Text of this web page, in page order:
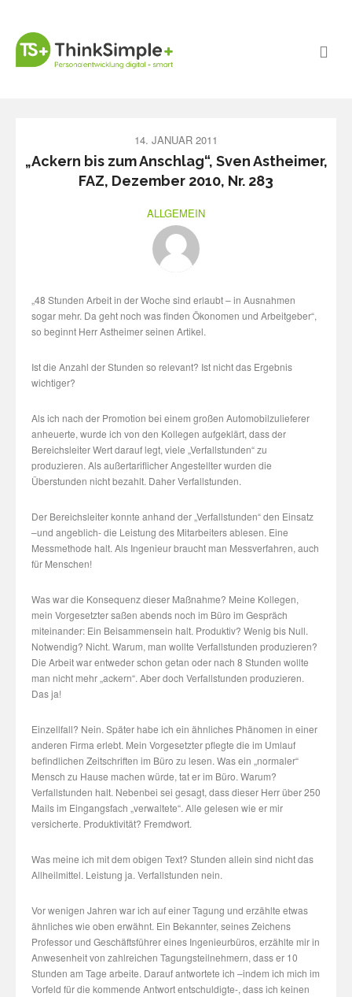
14. JANUAR 2011
„Ackern bis zum Anschlag“, Sven Astheimer,
FAZ, Dezember 2010, Nr. 283
ALLGEMEIN
„48 Stunden Arbeit in der Woche sind erlaubt – in Ausnahmen
sogar mehr. Da geht noch was finden Ökonomen und Arbeitgeber“,
so beginnt Herr Astheimer seinen Artikel.
Ist die Anzahl der Stunden so relevant? Ist nicht das Ergebnis
wichtiger?
Als ich nach der Promotion bei einem großen Automobilzulieferer
anheuerte, wurde ich von den Kollegen aufgeklärt, dass der
Bereichsleiter Wert darauf legt, viele „Verfallstunden“ zu
produzieren. Als außertariflicher Angestellter wurden die
Überstunden nicht bezahlt. Daher Verfallstunden.
Der Bereichsleiter konnte anhand der „Verfallstunden“ den Einsatz
–und angeblich- die Leistung des Mitarbeiters ablesen. Eine
Messmethode halt. Als Ingenieur braucht man Messverfahren, auch
für Menschen!
Was war die Konsequenz dieser Maßnahme? Meine Kollegen,
mein Vorgesetzter saßen abends noch im Büro im Gespräch
miteinander: Ein Beisammensein halt. Produktiv? Wenig bis Null.
Notwendig? Nicht. Warum, man wollte Verfallstunden produzieren?
Die Arbeit war entweder schon getan oder nach 8 Stunden wollte
man nicht mehr „ackern“. Aber doch Verfallstunden produzieren.
Das ja!
Einzellfall? Nein. Später habe ich ein ähnliches Phänomen in einer
anderen Firma erlebt. Mein Vorgesetzter pflegte die im Umlauf
befindlichen Zeitschriften im Büro zu lesen. Was ein „normaler“
Mensch zu Hause machen würde, tat er im Büro. Warum?
Verfallstunden halt. Nebenbei sei gesagt, dass dieser Herr über 250
Mails im Eingangsfach „verwaltete“. Alle gelesen wie er mir
versicherte. Produktivität? Fremdwort.
Was meine ich mit dem obigen Text? Stunden allein sind nicht das
Allheilmittel. Leistung ja. Verfallstunden nein.
Vor wenigen Jahren war ich auf einer Tagung und erzählte etwas
ähnliches wie oben erwähnt. Ein Bekannter, seines Zeichens
Professor und Geschäftsführer eines Ingenieurbüros, erzählte mir in
Anwesenheit von zahlreichen Tagungsteilnehmern, dass er 10
Stunden am Tage arbeite. Darauf antwortete ich –indem ich mich im
Vorfeld für die kommende Antwort entschuldigte-, dass ich keinen